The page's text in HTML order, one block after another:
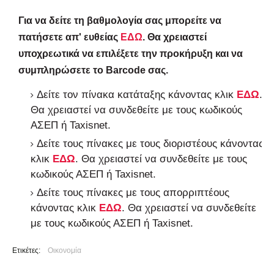
Για να δείτε τη βαθμολογία σας μπορείτε να
πατήσετε απ' ευθείας ΕΔΩ. Θα χρειαστεί
υποχρεωτικά να επιλέξετε την προκήρυξη και να
συμπληρώσετε το Barcode σας.
Δείτε τον πίνακα κατάταξης κάνοντας κλικ ΕΔΩ.
Θα χρειαστεί να συνδεθείτε με τους κωδικούς
ΑΣΕΠ ή Taxisnet.
Δείτε τους πίνακες με τους διοριστέους κάνοντας
κλικ ΕΔΩ. Θα χρειαστεί να συνδεθείτε με τους
κωδικούς ΑΣΕΠ ή Taxisnet.
Δείτε τους πίνακες με τους απορριπτέους
κάνοντας κλικ ΕΔΩ. Θα χρειαστεί να συνδεθείτε
με τους κωδικούς ΑΣΕΠ ή Taxisnet.
Ετικέτες: Οικονομία